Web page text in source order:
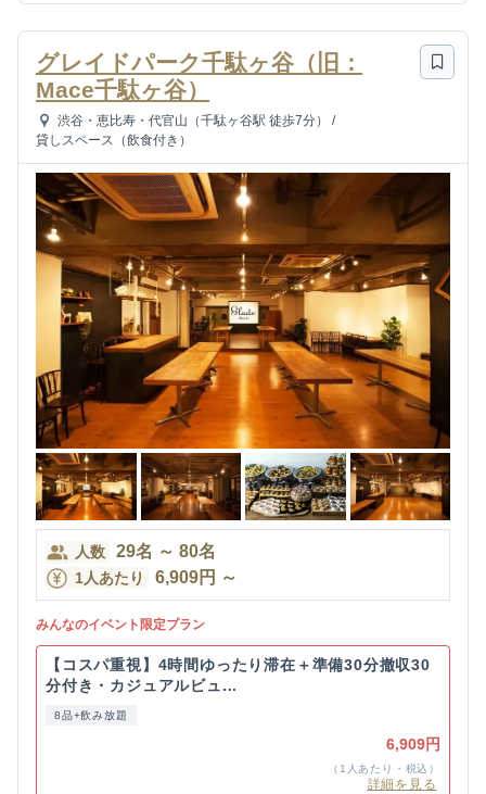
グレイドパーク千駄ヶ谷（旧：
Mace千駄ヶ谷）
渋谷・恵比寿・代官山（千駄ヶ谷駅 徒歩7分）
/
貸しスペース（飲食付き）
人数 29名 ～ 80名
1人あたり 6,909円 ～
みんなのイベント限定プラン
【コスパ重視】4時間ゆったり滞在＋準備30分撤収30
分付き・カジュアルビュ...
8品+飲み放題
6,909円
（1人あたり・税込）
詳細を見る